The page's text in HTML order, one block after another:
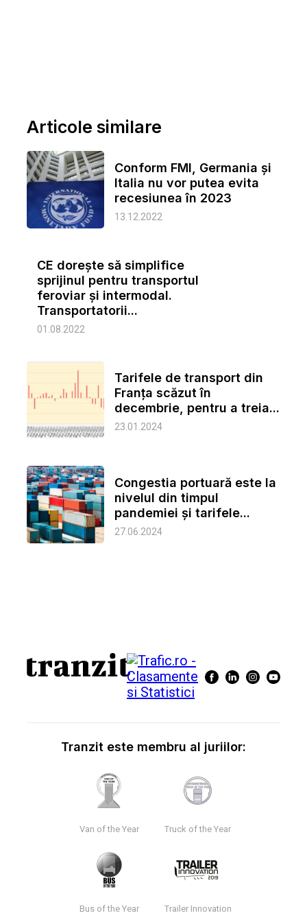
Articole similare
Conform FMI, Germania și
Italia nu vor putea evita
recesiunea în 2023
13.12.2022
CE dorește să simplifice
sprijinul pentru transportul
feroviar și intermodal.
Transportatorii...
01.08.2022
Tarifele de transport din
Franța scăzut în
decembrie, pentru a treia...
23.01.2024
Congestia portuară este la
nivelul din timpul
pandemiei și tarifele...
27.06.2024
Tranzit este membru al juriilor:
Van of the Year Truck of the Year
Bus of the Year Trailer Innovation